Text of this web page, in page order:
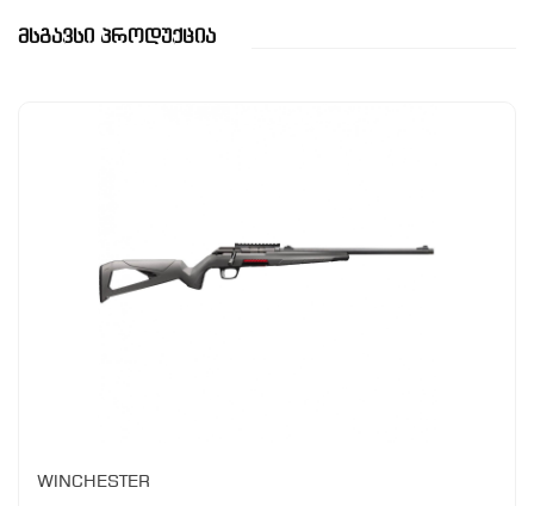
Მსგავსი Პროდუქცია
WINCHESTER